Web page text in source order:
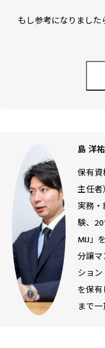
もし参考になりまし
島 洋祐
保有資
主任者）
実務・
験、
MIJ」
分譲マ
ショ
を保
まで一